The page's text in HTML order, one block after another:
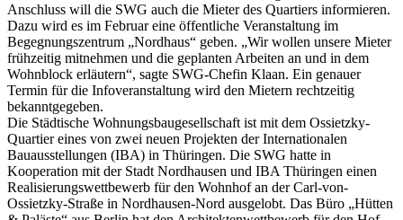
Anschluss will die SWG auch die Mieter des Quartiers informieren.
Dazu wird es im Februar eine öffentliche Veranstaltung im
Begegnungszentrum „Nordhaus“ geben. „Wir wollen unsere Mieter
frühzeitig mitnehmen und die geplanten Arbeiten an und in dem
Wohnblock erläutern“, sagte SWG-Chefin Klaan. Ein genauer
Termin für die Infoveranstaltung wird den Mietern rechtzeitig
bekanntgegeben.
Die Städtische Wohnungsbaugesellschaft ist mit dem Ossietzky-
Quartier eines von zwei neuen Projekten der Internationalen
Bauausstellungen (IBA) in Thüringen. Die SWG hatte in
Kooperation mit der Stadt Nordhausen und IBA Thüringen einen
Realisierungswettbewerb für den Wohnhof an der Carl-von-
Ossietzky-Straße in Nordhausen-Nord ausgelobt. Das Büro „Hütten